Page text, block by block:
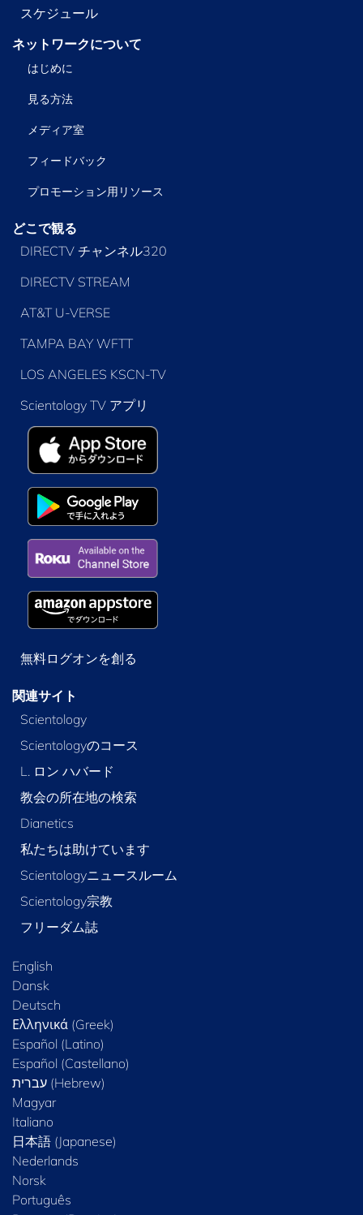
スケジュール
ネットワークについて
はじめに
見る方法
メディア室
フィードバック
プロモーション用リソース
どこで観る
DIRECTV チャンネル320
DIRECTV STREAM
AT&T U-VERSE
TAMPA BAY WFTT
LOS ANGELES KSCN-TV
Scientology TV アプリ
無料ログオンを創る
関連サイト
Scientology
Scientologyのコース
L. ロン ハバード
教会の所在地の検索
Dianetics
私たちは助けています
Scientologyニュースルーム
Scientology宗教
フリーダム誌
English
Dansk
Deutsch
Ελληνικά (Greek)
Español (Latino)
Español (Castellano)
Magyar
Italiano
日本語 (Japanese)
Nederlands
Norsk
Português